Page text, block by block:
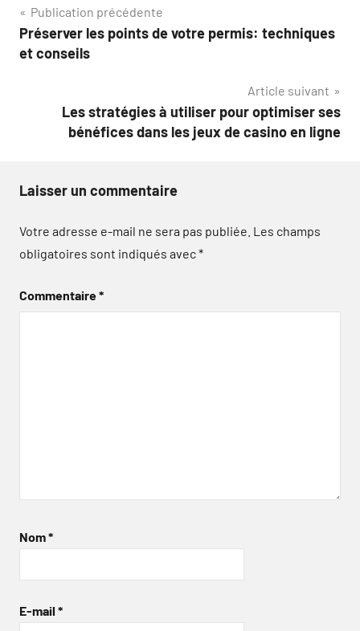
Navigation
de
Publication précédente
Préserver les points de votre permis: techniques
et conseils
Article suivant
Les stratégies à utiliser pour optimiser ses
bénéfices dans les jeux de casino en ligne
Laisser un commentaire
Votre adresse e-mail ne sera pas publiée. Les champs
obligatoires sont indiqués avec*
Commentaire*
Nom*
E-mail *